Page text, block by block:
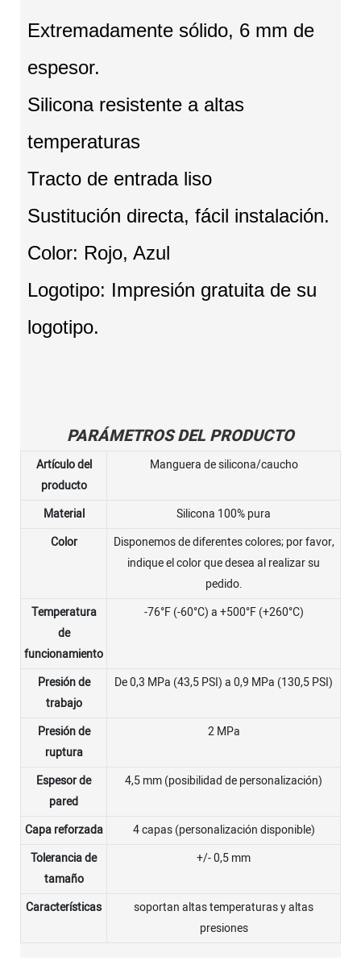
Extremadamente sólido, 6 mm de
espesor.
Silicona resistente a altas
temperaturas
Tracto de entrada liso
Sustitución directa, fácil instalación.
Color: Rojo, Azul
Logotipo: Impresión gratuita de su
logotipo.
PARÁMETROS DEL PRODUCTO
Artículo del
producto
Manguera de silicona/caucho
Material
Silicona 100% pura
Color
Disponemos de diferentes colores; por favor,
indique el color que desea al realizar su
pedido.
Temperatura
de
funcionamiento
-76°F (-60°C) a +500°F (+260°C)
Presión de
trabajo
De 0,3 MPa (43,5 PSI) a 0,9 MPa (130,5 PSI)
Presión de
ruptura
2 MPa
Espesor de
pared
4,5 mm (posibilidad de personalización)
Capa reforzada
4 capas (personalización disponible)
Tolerancia de
tamaño
+/- 0,5 mm
Características
soportan altas temperaturas y altas
presiones